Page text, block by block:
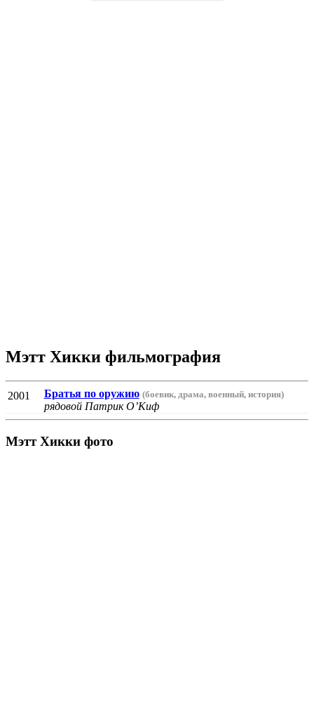
Мэтт Хикки фильмография
2001 Братья по оружию (боевик, драма, военный, история)
рядовой Патрик О’Киф
Мэтт Хикки фото